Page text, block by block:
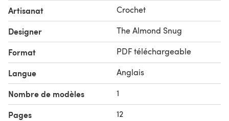
4 x A, 3 x B, 3 x C. To make a double set of numbers you
will need extra yarn. I used; yarn A (03); yarn B turqoise
option (138) or pink option (444); yarn C (99).
Artisanat Crochet
Designer The Almond Snug
Format PDF téléchargeable
Langue Anglais
Nombre de modèles 1
Pages 12